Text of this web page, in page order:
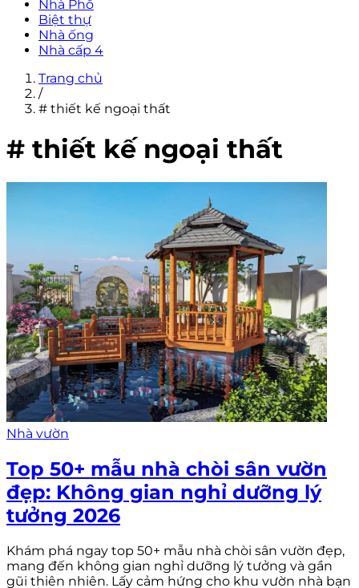
Nhà Phố
Biệt thự
Nhà ống
Nhà cấp 4
Trang chủ
/
# thiết kế ngoại thất
# thiết kế ngoại thất
Nhà vườn
Top 50+ mẫu nhà chòi sân vườn
đẹp: Không gian nghỉ dưỡng lý
tưởng 2026
Khám phá ngay top 50+ mẫu nhà chòi sân vườn đẹp,
mang đến không gian nghỉ dưỡng lý tưởng và gần
gũi thiên nhiên. Lấy cảm hứng cho khu vườn nhà bạn